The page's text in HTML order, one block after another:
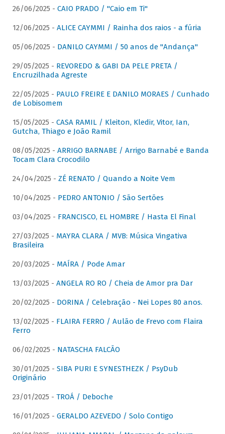
26/06/2025 - CAIO PRADO / "Caio em Ti"
12/06/2025 - ALICE CAYMMI / Rainha dos raios - a fúria
05/06/2025 - DANILO CAYMMI / 50 anos de "Andança"
29/05/2025 - REVOREDO & GABI DA PELE PRETA /
Encruzilhada Agreste
22/05/2025 - PAULO FREIRE E DANILO MORAES / Cunhado
de Lobisomem
15/05/2025 - CASA RAMIL / Kleiton, Kledir, Vitor, Ian,
Gutcha, Thiago e João Ramil
08/05/2025 - ARRIGO BARNABE / Arrigo Barnabé e Banda
Tocam Clara Crocodilo
24/04/2025 - ZÉ RENATO / Quando a Noite Vem
10/04/2025 - PEDRO ANTONIO / São Sertões
03/04/2025 - FRANCISCO, EL HOMBRE / Hasta El Final
27/03/2025 - MAYRA CLARA / MVB: Música Vingativa
Brasileira
20/03/2025 - MAÍRA / Pode Amar
13/03/2025 - ANGELA RO RO / Cheia de Amor pra Dar
20/02/2025 - DORINA / Celebração - Nei Lopes 80 anos.
13/02/2025 - FLAIRA FERRO / Aulão de Frevo com Flaira
Ferro
06/02/2025 - NATASCHA FALCÃO
30/01/2025 - SIBA PURI E SYNESTHEZK / PsyDub
Originário
23/01/2025 - TROÁ / Deboche
16/01/2025 - GERALDO AZEVEDO / Solo Contigo